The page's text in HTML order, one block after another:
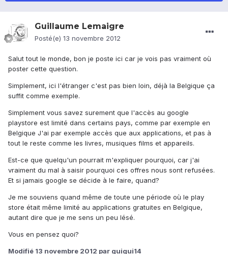
Guillaume Lemaigre
Posté(e) 13 novembre 2012
Salut tout le monde, bon je poste ici car je vois pas vraiment où
poster cette question.
Simplement, ici l'étranger c'est pas bien loin, déjà la Belgique ça
suffit comme exemple.
Simplement vous savez surement que l'accès au google
playstore est limité dans certains pays, comme par exemple en
Belgique J'ai par exemple accès que aux applications, et pas à
tout le reste comme les livres, musiques films et appareils.
Est-ce que quelqu'un pourrait m'expliquer pourquoi, car j'ai
vraiment du mal à saisir pourquoi ces offres nous sont refusées.
Et si jamais google se décide à le faire, quand?
Je me souviens quand même de toute une période où le play
store était même limité au applications gratuites en Belgique,
autant dire que je me sens un peu lésé.
Vous en pensez quoi?
Modifié 13 novembre 2012 par guigui14